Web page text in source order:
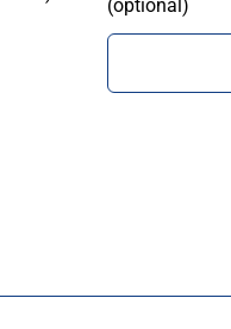
(optional)